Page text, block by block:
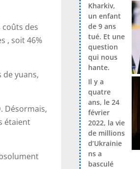
des
, soit 46%
yuans,
Désormais,
étaient
Kharkiv,
un enfant
de 9 ans
tué. Et une
question
qui nous
hante.
Il y a
quatre
ans, le 24
février
2022, la vie
de millions
d’Ukrainie
ns a
basculé